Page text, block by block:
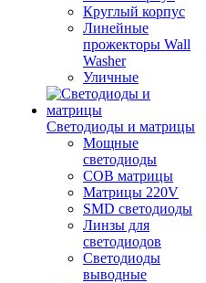
Круглый корпус
Линейные
прожекторы Wall
Washer
Уличные
Светодиоды и матрицы
Мощные
светодиоды
COB матрицы
Матрицы 220V
SMD светодиоды
Линзы для
светодиодов
Светодиоды
выводные